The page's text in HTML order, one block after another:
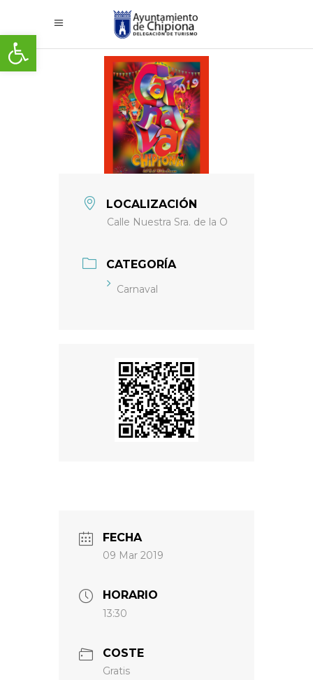
Abrir barra de herramientas
LOCALIZACIÓN
Calle Nuestra Sra. de la O
CATEGORÍA
Carnaval
FECHA
09 Mar 2019
HORARIO
13:30
COSTE
Gratis